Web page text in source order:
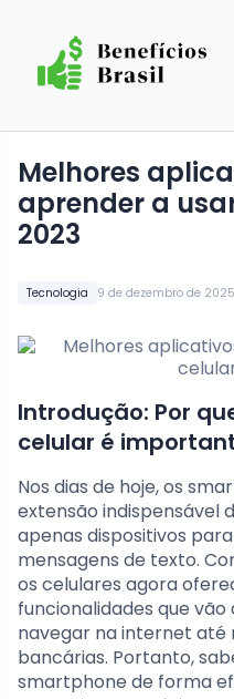
Tecnologia 9 de dezembro de 2025
Melhores aplicativos para
aprender a
2023
Introdução: Por
celular é
Nos dias de hoje, os
extensão indispensável
apenas dispositivos
mensagens de texto.
os celulares agora
funcionalidades que vão
navegar na internet até
bancárias. Portanto,
smartphone de forma